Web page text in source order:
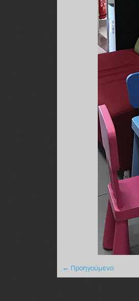
← Προηγούμενο